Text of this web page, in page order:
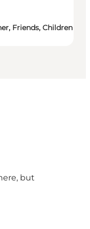
Friends, Children
but